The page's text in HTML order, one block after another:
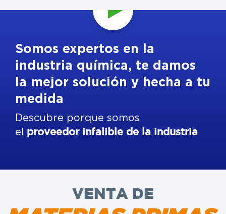
Somos expertos en la
industria química, te damos
la mejor solución y hecha a tu
medida
Descubre porque somos
el
proveedor infalible de la industria
VENTA DE